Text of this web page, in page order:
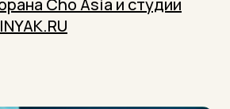
Cho Asia и студии